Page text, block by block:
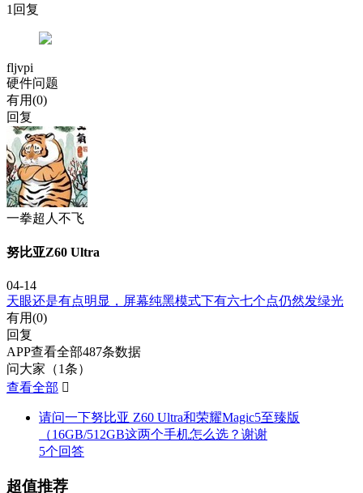
1回复
fljvpi
硬件问题
有用(0)
回复
一拳超人不飞
努比亚Z60 Ultra
04-14
天眼还是有点明显，屏幕纯黑模式下有六七个点仍然发绿光
有用(0)
回复
APP查看全部487条数据
问大家（1条）
查看全部 
请问一下努比亚 Z60 Ultra和荣耀Magic5至臻版
（16GB/512GB这两个手机怎么选？谢谢
5个回答
超值推荐